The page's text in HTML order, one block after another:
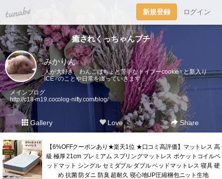
tuna.be 新規登録 ログイン
癒されくっちゃんプチ
みかりん
人が大好き、わんこはちょと苦手なトイプーcookie♀︎と新入り
ICE♂︎のことや日常を綴っていきます
メインブログ
http://c18-m19.cocolog-nifty.com/blog/
Gallery Love Share
【6%OFFクーポンあり★楽天1位 ★口コミ高評価】マットレス 高
級 極厚 21cm プレミアム スプリングマットレス ポケットコイルベ
ッドマット シングル セミダブル ダブル ベッドマットレス 寝具 硬
め 抗菌 防ダニ 防臭 超耐久 寝心地UP圧縮梱包ニット生地